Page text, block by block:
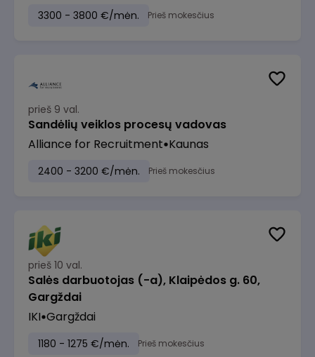
3300 - 3800 €/mėn. Prieš mokesčius
prieš 9 val.
Sandėlių veiklos procesų vadovas
Alliance for Recruitment Kaunas
2400 - 3200 €/mėn. Prieš mokesčius
prieš 10 val.
Salės darbuotojas (-a), Klaipėdos g. 60,
Gargždai
IKI Gargždai
1180 - 1275 €/mėn. Prieš mokesčius